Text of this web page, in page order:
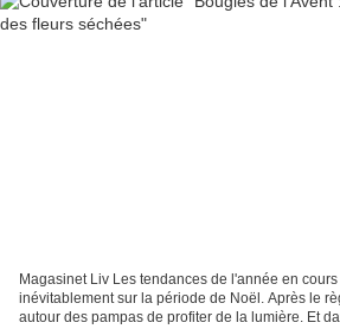
Magasinet Liv Les tendances de l'année en
inévitablement sur la période de Noël. Après le
autour des pampas de profiter de la lumière. Et